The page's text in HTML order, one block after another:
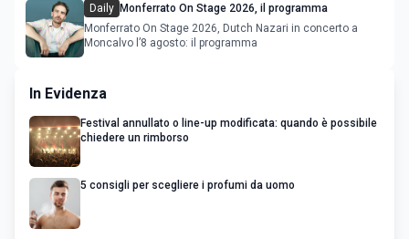
Daily Monferrato On Stage 2026, il programma
Monferrato On Stage 2026, Dutch Nazari in concerto a
Moncalvo l’8 agosto: il programma
In Evidenza
Festival annullato o line-up modificata: quando è possibile
chiedere un rimborso
5 consigli per scegliere i profumi da uomo